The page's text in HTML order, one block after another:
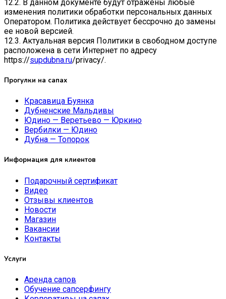
12.2. В данном документе будут отражены любые
изменения политики обработки персональных данных
Оператором. Политика действует бессрочно до замены
ее новой версией.
12.3. Актуальная версия Политики в свободном доступе
расположена в сети Интернет по адресу
https://supdubna.ru/privacy/.
Прогулки на сапах
Красавица Буянка
Дубненские Мальдивы
Юдино — Веретьево — Юркино
Вербилки — Юдино
Дубна — Топорок
Информация для клиентов
Подарочный сертификат
Видео
Отзывы клиентов
Новости
Магазин
Вакансии
Контакты
Услуги
Аренда сапов
Обучение сапсерфингу